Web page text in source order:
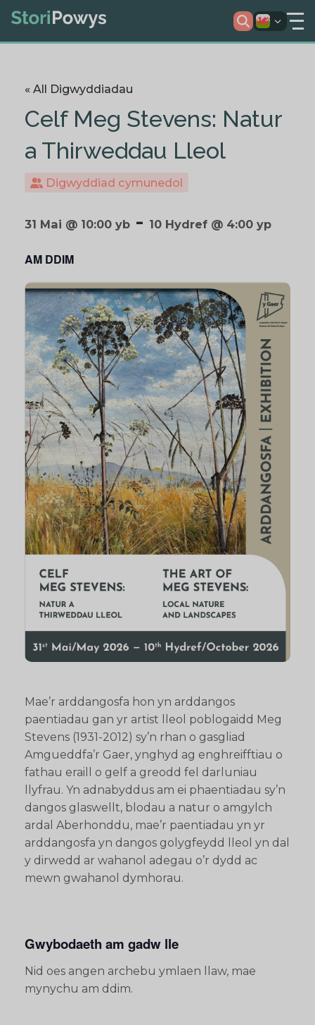
« All Digwyddiadau
Celf Meg Stevens: Natur
a Thirweddau Lleol
Digwyddiad cymunedol
31 Mai @ 10:00 yb - 10 Hydref @ 4:00 yp
AM DDIM
Mae’r arddangosfa hon yn arddangos
paentiadau gan yr artist lleol poblogaidd Meg
Stevens (1931-2012) sy’n rhan o gasgliad
Amgueddfa’r Gaer, ynghyd ag enghreifftiau o
fathau eraill o gelf a greodd fel darluniau
llyfrau. Yn adnabyddus am ei phaentiadau sy’n
dangos glaswellt, blodau a natur o amgylch
ardal Aberhonddu, mae’r paentiadau yn yr
arddangosfa yn dangos golygfeydd lleol yn dal
y dirwedd ar wahanol adegau o’r dydd ac
mewn gwahanol dymhorau.
Gwybodaeth am gadw lle
Nid oes angen archebu ymlaen llaw, mae
mynychu am ddim.